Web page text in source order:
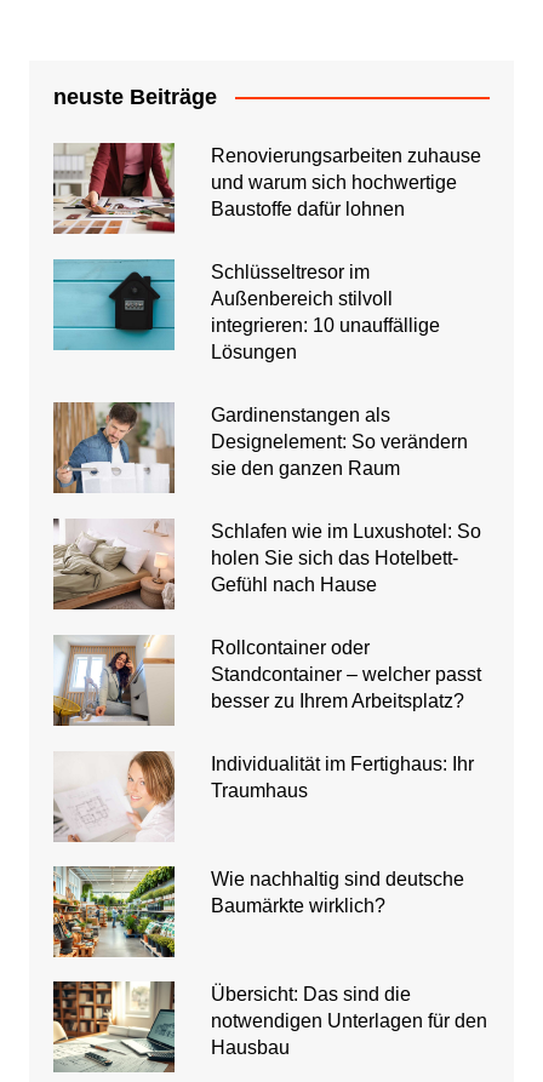
neuste Beiträge
Renovierungsarbeiten zuhause
und warum sich hochwertige
Baustoffe dafür lohnen
Schlüsseltresor im
Außenbereich stilvoll
integrieren: 10 unauffällige
Lösungen
Gardinenstangen als
Designelement: So verändern
sie den ganzen Raum
Schlafen wie im Luxushotel: So
holen Sie sich das Hotelbett-
Gefühl nach Hause
Rollcontainer oder
Standcontainer – welcher passt
besser zu Ihrem Arbeitsplatz?
Individualität im Fertighaus: Ihr
Traumhaus
Wie nachhaltig sind deutsche
Baumärkte wirklich?
Übersicht: Das sind die
notwendigen Unterlagen für den
Hausbau